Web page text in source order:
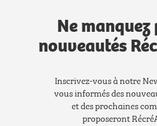
Ne
nouveautés
Inscrivez-vous à notre
vous informés des
et des prochaines
proposeront